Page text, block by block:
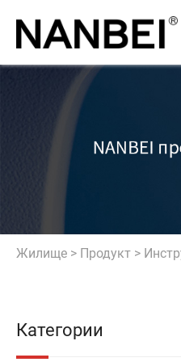
Жилище > Продукт >
Категории